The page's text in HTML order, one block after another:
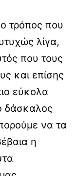
τρόπος που
λίγα,
που τους
και επίσης
εύκολα
δάσκαλος
να τα
η